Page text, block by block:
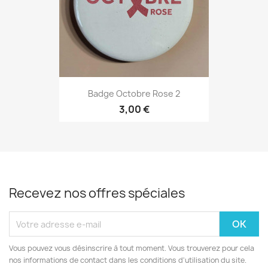
Badge Octobre Rose 2
3,00 €
Recevez nos offres spéciales
Vous pouvez vous désinscrire à tout moment. Vous trouverez pour cela
nos informations de contact dans les conditions d'utilisation du site.